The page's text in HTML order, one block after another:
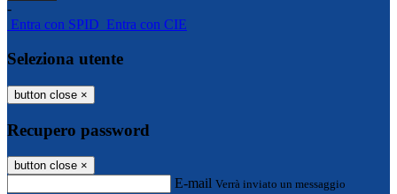
-
Entra con SPID Entra con CIE
Seleziona utente
button close ×
Recupero password
button close ×
E-mail Verrà inviato un messaggio